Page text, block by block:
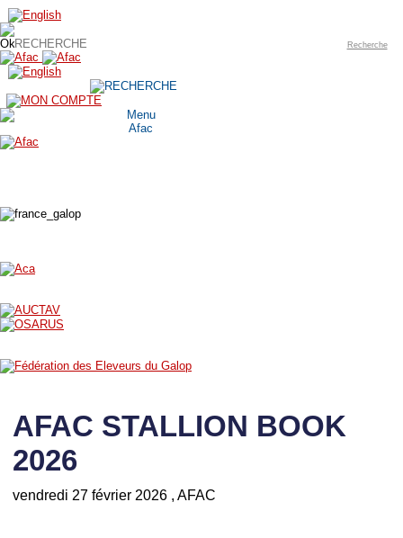
Recherche
AFAC STALLION BOOK
2026
vendredi 27 février 2026 , AFAC